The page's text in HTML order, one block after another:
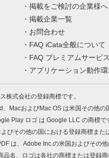
掲載をご検討の企業様へ
掲載企業一覧
お問合わせ
FAQ iCata全般について
FAQ プレミアムサービ
アプリケーション動作環
株式会社の登録商標です。
MacおよびMac OS は米国その他の
Play ロゴ は Google LLC の商標で
びその他の国における登録商標また
は、Adobe Inc.の米国およびその他
名、ロゴは各社の商標または登録商